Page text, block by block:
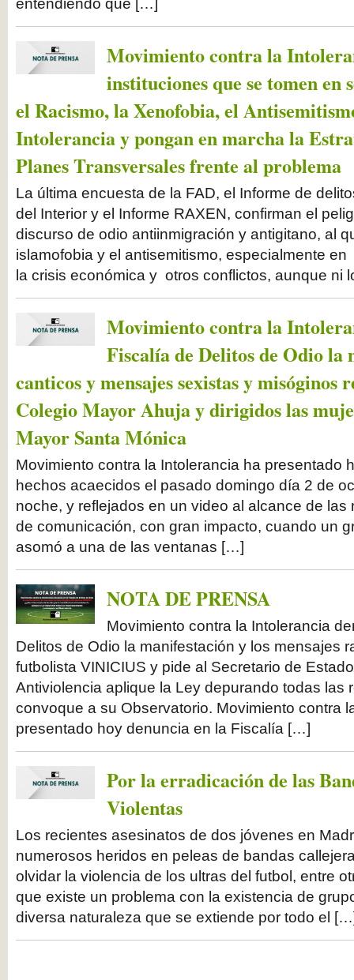
entendiendo que […]
Movimiento contra la
instituciones que se tomen
el Racismo, la Xenofobia, el
Intolerancia y pongan en marcha la
Planes Transversales frente al problema
La última encuesta de la FAD, el Informe de
del Interior y el Informe RAXEN, confirman el
discurso de odio antiinmigración y antigitano, al
islamofobia y el antisemitismo, especialmente
la crisis económica y otros conflictos, aunque ni
Movimiento contra la
Fiscalía de Delitos de Odio la
canticos y mensajes sexistas y misóginos
Colegio Mayor Ahuja y dirigidos las
Mayor Santa Mónica
Movimiento contra la Intolerancia ha presentado
hechos acaecidos el pasado domingo día 2 de
noche, y reflejados en un video al alcance de
de comunicación, con gran impacto, cuando un
asomó a una de las ventanas […]
NOTA DE PRENSA
Movimiento contra la Intolerancia
Delitos de Odio la manifestación y los mensajes
futbolista VINICIUS y pide al Secretario de
Antiviolencia aplique la Ley depurando todas las
convoque a su Observatorio. Movimiento contra
presentado hoy denuncia en la Fiscalía […]
Por la erradicación de las
Violentas
Los recientes asesinatos de dos jóvenes en
numerosos heridos en peleas de bandas
olvidar la violencia de los ultras del futbol, entre
que existe un problema con la existencia de
diversa naturaleza que se extiende por todo el